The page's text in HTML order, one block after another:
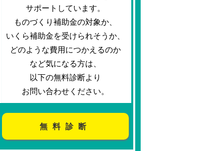
サポートしています。
ものづくり補助金の対象か、
いくら補助金を受けられそうか、
どのような費用につかえるのか
など気になる方は、
以下の無料診断より
お問い合わせください。
無料診断